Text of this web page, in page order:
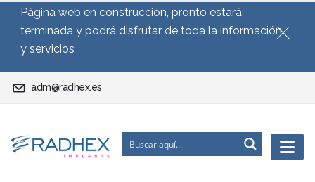
Página web en construcción, pronto estará
terminada y podrá disfrutar de toda la información
y servicios
adm@radhex.es